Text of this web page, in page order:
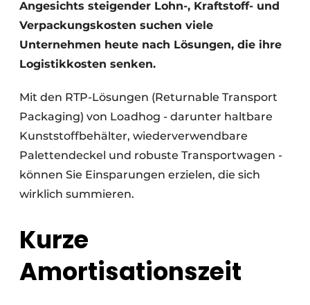
Angesichts steigender Lohn-, Kraftstoff- und
Verpackungskosten suchen viele
Unternehmen heute nach Lösungen, die ihre
Logistikkosten senken.
Mit den RTP-Lösungen (Returnable Transport
Packaging) von Loadhog - darunter haltbare
Kunststoffbehälter, wiederverwendbare
Palettendeckel und robuste Transportwagen -
können Sie Einsparungen erzielen, die sich
wirklich summieren.
Kurze
Amortisationszeit